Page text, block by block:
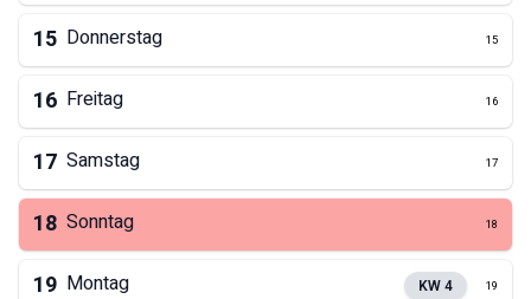
15 Donnerstag 15
16 Freitag 16
17 Samstag 17
18 Sonntag 18
19 Montag KW4 19